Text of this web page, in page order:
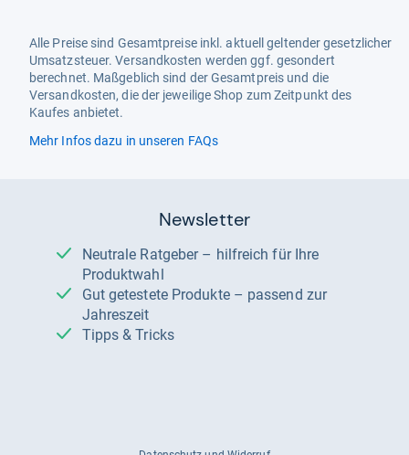
Alle Preise sind Gesamtpreise inkl. aktuell geltender gesetzlicher
Umsatzsteuer. Versandkosten werden ggf. gesondert
berechnet. Maßgeblich sind der Gesamtpreis und die
Versandkosten, die der jeweilige Shop zum Zeitpunkt des
Kaufes anbietet.
Mehr Infos dazu in unseren FAQs
Newsletter
Neutrale Ratgeber – hilfreich für Ihre
Produktwahl
Gut getestete Produkte – passend zur
Jahreszeit
Tipps & Tricks